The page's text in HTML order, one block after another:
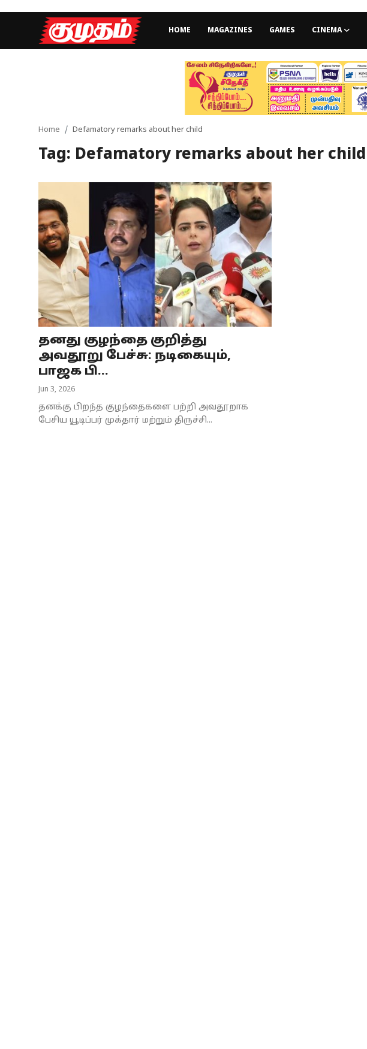
HOME MAGAZINES GAMES CINEMA
Games
Videos
Health
Special Story
Business
Tamilnadu
National
Astrology
Home Defamatory remarks about her child
Tag: Defamatory remarks about her child
தனது குழந்தை குறித்து
அவதூறு பேச்சு: நடிகையும்,
பாஜக பி...
Jun 3, 2026
தனக்கு பிறந்த குழந்தைகளை பற்றி அவதூறாக
பேசிய யூடிப்பர் முக்தார் மற்றும் திருச்சி...